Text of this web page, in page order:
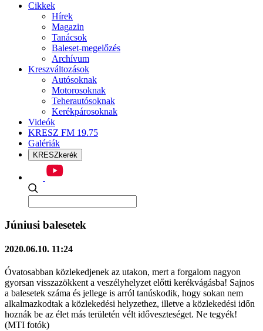
Cikkek
Hírek
Magazin
Tanácsok
Baleset-megelőzés
Archívum
Kreszváltozások
Autósoknak
Motorosoknak
Teherautósoknak
Kerékpárosoknak
Videók
KRESZ FM 19.75
Galériák
KRESZkerék
Júniusi balesetek
2020.06.10. 11:24
Óvatosabban közlekedjenek az utakon, mert a forgalom nagyon
gyorsan visszazökkent a veszélyhelyzet előtti kerékvágásba! Sajnos
a balesetek száma és jellege is arról tanúskodik, hogy sokan nem
alkalmazkodtak a közlekedési helyzethez, illetve a közlekedési időn
hoznák be az élet más területén vélt időveszteséget. Ne tegyék!
(MTI fotók)